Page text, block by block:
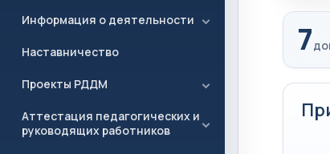
Информация о деятельности
Наставничество
Проекты РДДМ
Аттестация педагогических и
руководящих работников
7